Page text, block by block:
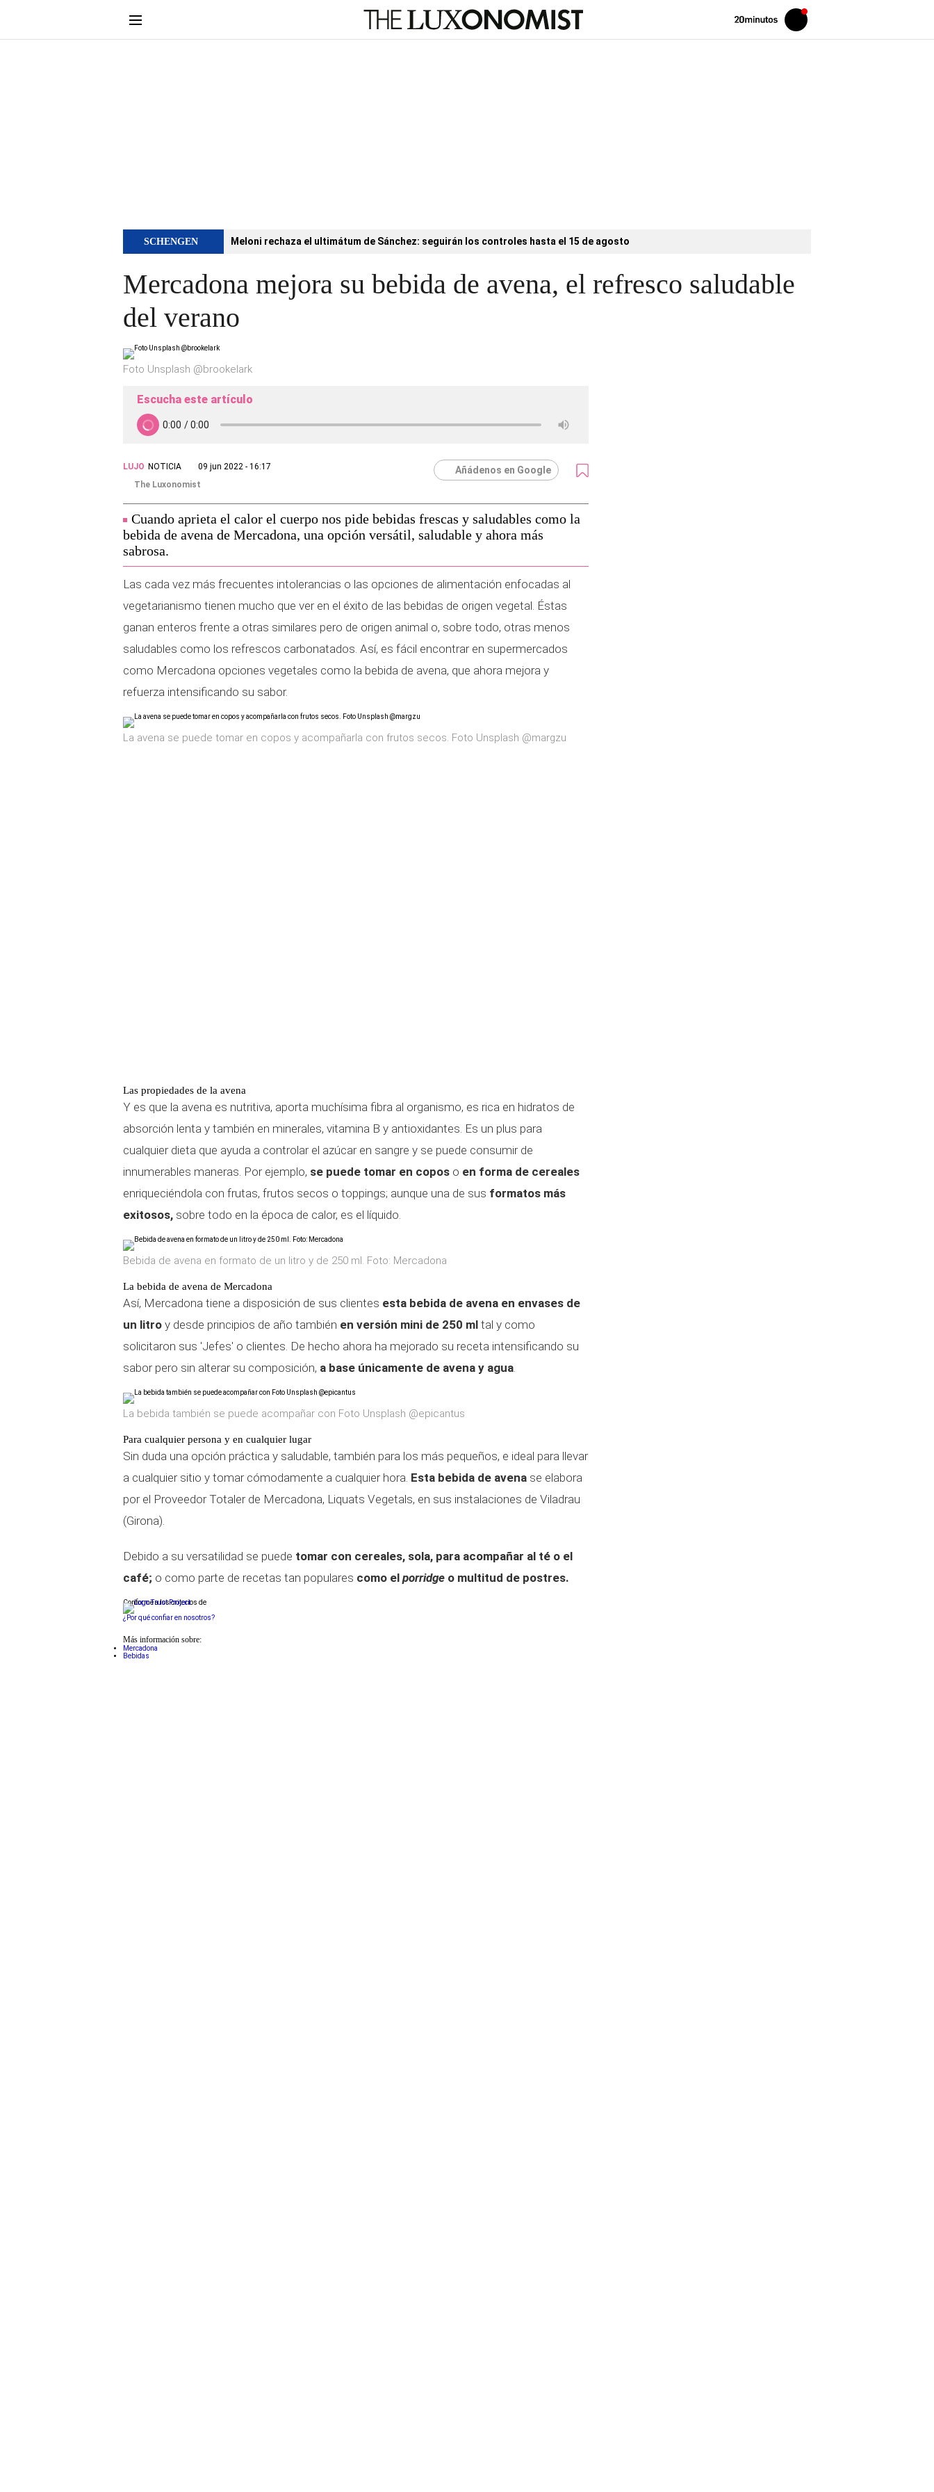
Volver
Iniciar
sesión
SCHENGEN Meloni rechaza el ultimátum de Sánchez: seguirán los controles hasta el 15 de agosto
Mercadona mejora su bebida de avena, el refresco saludable
del verano
Foto Unsplash @brookelark
Escucha este artículo
LUJO NOTICIA
09 jun 2022 - 16:17
The Luxonomist
Añádenos en Google
Cuando aprieta el calor el cuerpo nos pide bebidas frescas y saludables como la
bebida de avena de Mercadona, una opción versátil, saludable y ahora más
sabrosa.
Las cada vez más frecuentes intolerancias o las opciones de alimentación enfocadas al
vegetarianismo tienen mucho que ver en el éxito de las bebidas de origen vegetal. Éstas
ganan enteros frente a otras similares pero de origen animal o, sobre todo, otras menos
saludables como los refrescos carbonatados. Así, es fácil encontrar en supermercados
como Mercadona opciones vegetales como la bebida de avena, que ahora mejora y
refuerza intensificando su sabor.
La avena se puede tomar en copos y acompañarla con frutos secos. Foto Unsplash @margzu
Las propiedades de la avena
Y es que la avena es nutritiva, aporta muchísima fibra al organismo, es rica en hidratos de
absorción lenta y también en minerales, vitamina B y antioxidantes. Es un plus para
cualquier dieta que ayuda a controlar el azúcar en sangre y se puede consumir de
innumerables maneras. Por ejemplo, se puede tomar en copos o en forma de cereales
enriqueciéndola con frutas, frutos secos o toppings; aunque una de sus formatos más
exitosos, sobre todo en la época de calor, es el líquido.
Bebida de avena en formato de un litro y de 250 ml. Foto: Mercadona
La bebida de avena de Mercadona
Así, Mercadona tiene a disposición de sus clientes esta bebida de avena en envases de
un litro y desde principios de año también en versión mini de 250 ml tal y como
solicitaron sus 'Jefes' o clientes. De hecho ahora ha mejorado su receta intensificando su
sabor pero sin alterar su composición, a base únicamente de avena y agua.
La bebida también se puede acompañar con Foto Unsplash @epicantus
Para cualquier persona y en cualquier lugar
Sin duda una opción práctica y saludable, también para los más pequeños, e ideal para llevar
a cualquier sitio y tomar cómodamente a cualquier hora. Esta bebida de avena se elabora
por el Proveedor Totaler de Mercadona, Liquats Vegetals, en sus instalaciones de Viladrau
(Girona).
Debido a su versatilidad se puede tomar con cereales, sola, para acompañar al té o el
café; o como parte de recetas tan populares como el porridge o multitud de postres.
Conforme a los criterios de
¿Por qué confiar en nosotros?
Más información sobre:
Mercadona
Bebidas